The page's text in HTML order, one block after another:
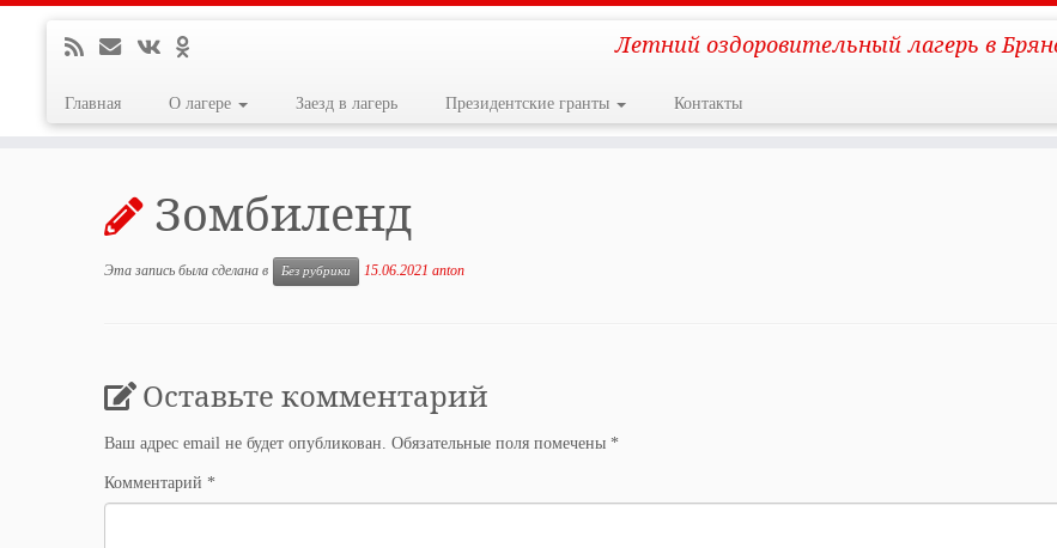
Летний оздоровительный лагерь в
Главная О лагере Заезд в лагерь Президентские гранты Контакты
Зомбиленд
Эта запись была сделана в Без рубрики 15.06.2021 anton
Оставьте комментарий
Ваш адрес email не будет опубликован. Обязательные поля помечены *
Комментарий *